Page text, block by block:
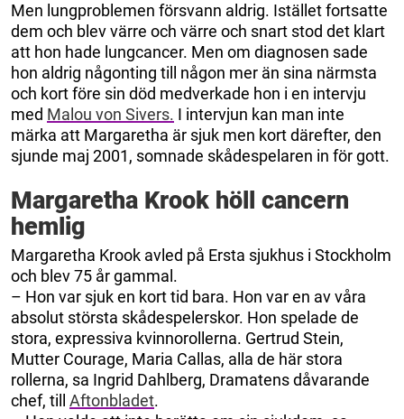
Men lungproblemen försvann aldrig. Istället fortsatte
dem och blev värre och värre och snart stod det klart
att hon hade lungcancer. Men om diagnosen sade
hon aldrig någonting till någon mer än sina närmsta
och kort före sin död medverkade hon i en intervju
med Malou von Sivers. I intervjun kan man inte
märka att Margaretha är sjuk men kort därefter, den
sjunde maj 2001, somnade skådespelaren in för gott.
Margaretha Krook höll cancern
hemlig
Margaretha Krook avled på Ersta sjukhus i Stockholm
och blev 75 år gammal.
– Hon var sjuk en kort tid bara. Hon var en av våra
absolut största skådespelerskor. Hon spelade de
stora, expressiva kvinnorollerna. Gertrud Stein,
Mutter Courage, Maria Callas, alla de här stora
rollerna, sa Ingrid Dahlberg, Dramatens dåvarande
chef, till Aftonbladet.